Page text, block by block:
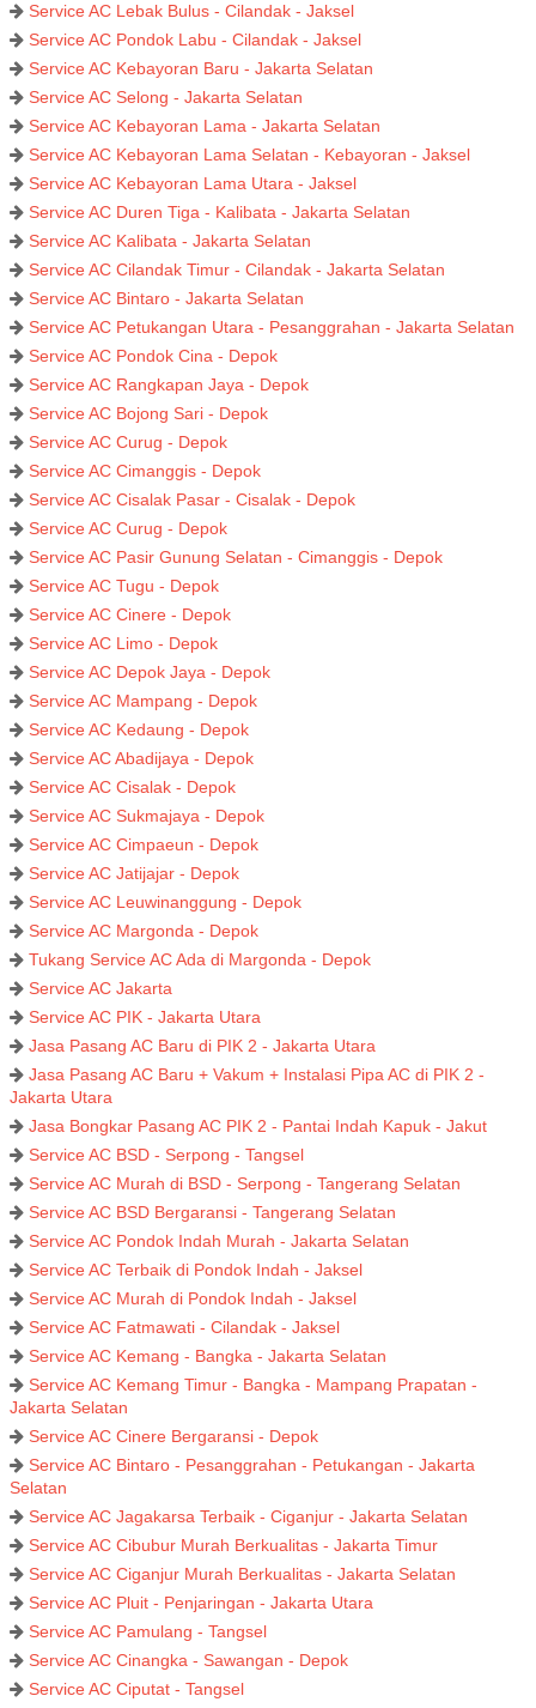
Service AC Lebak Bulus - Cilandak - Jaksel
Service AC Pondok Labu - Cilandak - Jaksel
Service AC Kebayoran Baru - Jakarta Selatan
Service AC Selong - Jakarta Selatan
Service AC Kebayoran Lama - Jakarta Selatan
Service AC Kebayoran Lama Selatan - Kebayoran - Jaksel
Service AC Kebayoran Lama Utara - Jaksel
Service AC Duren Tiga - Kalibata - Jakarta Selatan
Service AC Kalibata - Jakarta Selatan
Service AC Cilandak Timur - Cilandak - Jakarta Selatan
Service AC Bintaro - Jakarta Selatan
Service AC Petukangan Utara - Pesanggrahan - Jakarta Selatan
Service AC Pondok Cina - Depok
Service AC Rangkapan Jaya - Depok
Service AC Bojong Sari - Depok
Service AC Curug - Depok
Service AC Cimanggis - Depok
Service AC Cisalak Pasar - Cisalak - Depok
Service AC Curug - Depok
Service AC Pasir Gunung Selatan - Cimanggis - Depok
Service AC Tugu - Depok
Service AC Cinere - Depok
Service AC Limo - Depok
Service AC Depok Jaya - Depok
Service AC Mampang - Depok
Service AC Kedaung - Depok
Service AC Abadijaya - Depok
Service AC Cisalak - Depok
Service AC Sukmajaya - Depok
Service AC Cimpaeun - Depok
Service AC Jatijajar - Depok
Service AC Leuwinanggung - Depok
Service AC Margonda - Depok
Tukang Service AC Ada di Margonda - Depok
Service AC Jakarta
Service AC PIK - Jakarta Utara
Jasa Pasang AC Baru di PIK 2 - Jakarta Utara
Jasa Pasang AC Baru + Vakum + Instalasi Pipa AC di PIK 2 -
Jakarta Utara
Jasa Bongkar Pasang AC PIK 2 - Pantai Indah Kapuk - Jakut
Service AC BSD - Serpong - Tangsel
Service AC Murah di BSD - Serpong - Tangerang Selatan
Service AC BSD Bergaransi - Tangerang Selatan
Service AC Pondok Indah Murah - Jakarta Selatan
Service AC Terbaik di Pondok Indah - Jaksel
Service AC Murah di Pondok Indah - Jaksel
Service AC Fatmawati - Cilandak - Jaksel
Service AC Kemang - Bangka - Jakarta Selatan
Service AC Kemang Timur - Bangka - Mampang Prapatan -
Jakarta Selatan
Service AC Cinere Bergaransi - Depok
Service AC Bintaro - Pesanggrahan - Petukangan - Jakarta
Selatan
Service AC Jagakarsa Terbaik - Ciganjur - Jakarta Selatan
Service AC Cibubur Murah Berkualitas - Jakarta Timur
Service AC Ciganjur Murah Berkualitas - Jakarta Selatan
Service AC Pluit - Penjaringan - Jakarta Utara
Service AC Pamulang - Tangsel
Service AC Cinangka - Sawangan - Depok
Service AC Ciputat - Tangsel